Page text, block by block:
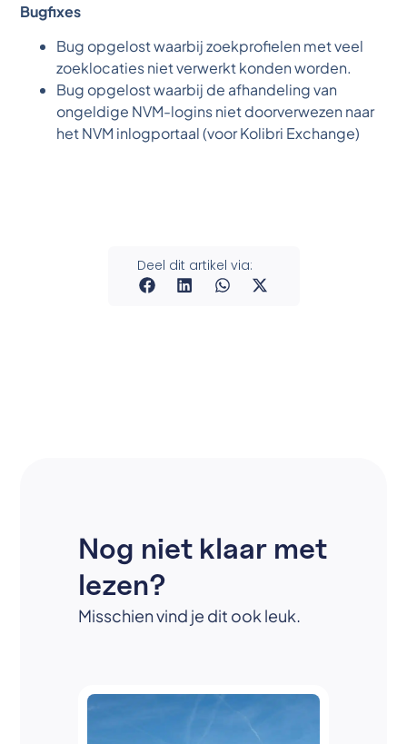
Bugfixes
Bug opgelost waarbij zoekprofielen met veel
zoeklocaties niet verwerkt konden worden.
Bug opgelost waarbij de afhandeling van
ongeldige NVM-logins niet doorverwezen naar
het NVM inlogportaal (voor Kolibri Exchange)
Deel dit artikel via:
Nog niet klaar met
lezen?
Misschien vind je dit ook leuk.